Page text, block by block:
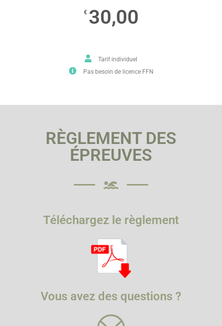
€ 30,00
Tarif individuel
Pas besoin de licence FFN
RÈGLEMENT DES
ÉPREUVES
Téléchargez le règlement
Vous avez des questions ?